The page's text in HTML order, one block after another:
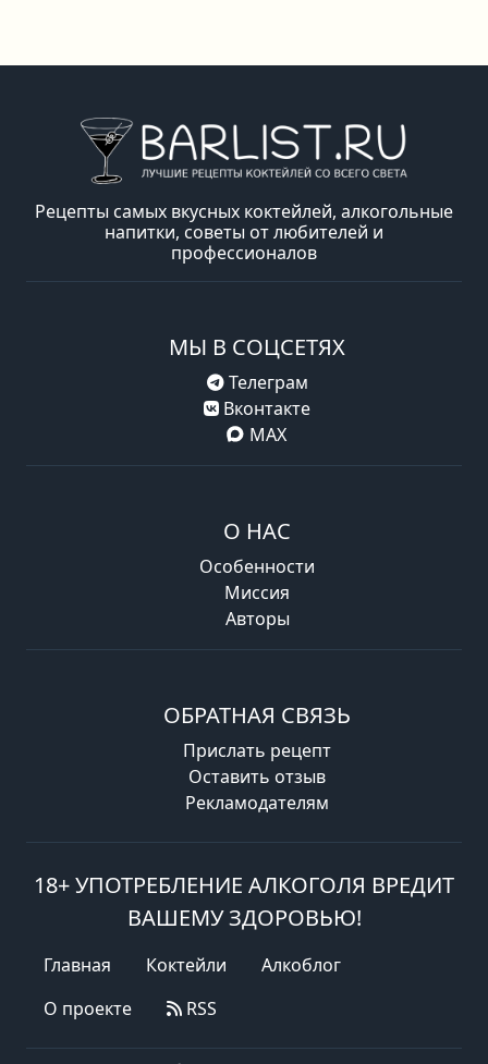
Рецепты самых вкусных коктейлей, алкогольные
напитки, советы от любителей и
профессионалов
МЫ В СОЦСЕТЯХ
Телеграм
Вконтакте
MAX
О НАС
Особенности
Миссия
Авторы
ОБРАТНАЯ СВЯЗЬ
Прислать рецепт
Оставить отзыв
Рекламодателям
18+ УПОТРЕБЛЕНИЕ АЛКОГОЛЯ ВРЕДИТ
ВАШЕМУ ЗДОРОВЬЮ!
Главная Коктейли
Алкоблог
О проекте
RSS